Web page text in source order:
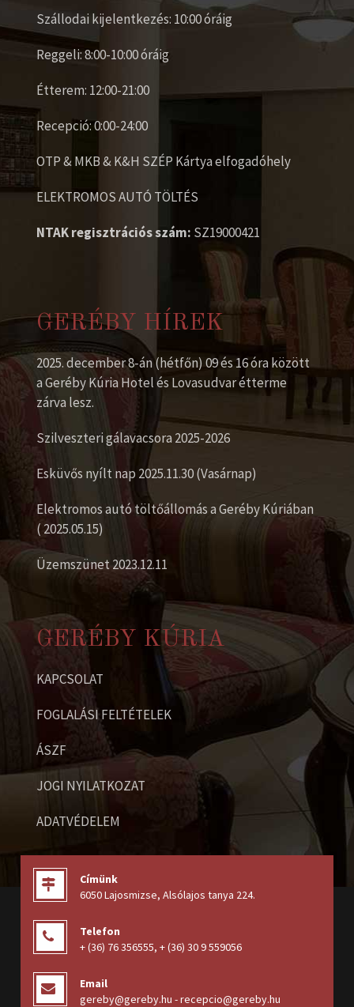
Szállodai kijelentkezés: 10:00 óráig
Reggeli: 8:00-10:00 óráig
Étterem: 12:00-21:00
Recepció: 0:00-24:00
OTP & MKB & K&H SZÉP Kártya elfogadóhely
ELEKTROMOS AUTÓ TÖLTÉS
NTAK regisztrációs szám: SZ19000421
GERÉBY HÍREK
2025. december 8-án (hétfőn) 09 és 16 óra között
a Geréby Kúria Hotel és Lovasudvar étterme
zárva lesz.
Szilveszteri gálavacsora 2025-2026
Esküvős nyílt nap 2025.11.30 (Vasárnap)
Elektromos autó töltőállomás a Geréby Kúriában
( 2025.05.15)
Üzemszünet 2023.12.11
GERÉBY KÚRIA
KAPCSOLAT
FOGLALÁSI FELTÉTELEK
ÁSZF
JOGI NYILATKOZAT
ADATVÉDELEM
Címünk
6050 Lajosmizse, Alsólajos tanya 224.
Telefon
+ (36) 76 356555, + (36) 30 9 559056
Email
gereby@gereby.hu - recepcio@gereby.hu